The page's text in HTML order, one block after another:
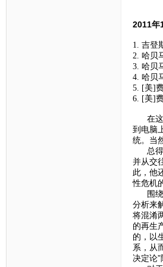
2011年
1. 吉登
2. 哈贝
3. 哈贝
4. 哈贝
5. [美]
6. [美]
在这
到电脑
统。当
总得
并从交
此，他
性危机
围绕
分析来
将混淆
的再生
的，以
系，从
决定论”